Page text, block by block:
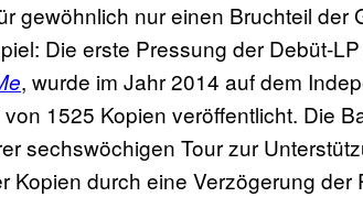
gewöhnlich nur einen Bruchteil der
Die erste Pressung der Debüt-
, wurde im Jahr 2014 auf dem
1525 Kopien veröffentlicht. Die
sechswöchigen Tour zur
Kopien durch eine Verzögerung der